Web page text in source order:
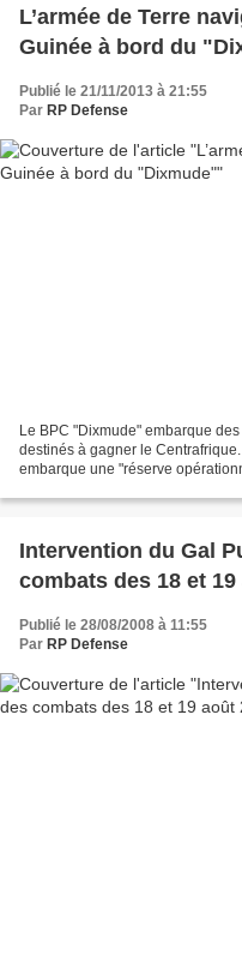
L’armée de Terre
Guinée à bord du
Publié le 21/11/2013 à 21:55
Par RP Defense
Le BPC "Dixmude" embarque
destinés à gagner le
embarque une "réserve
Intervention du Gal
combats des 18 et
Publié le 28/08/2008 à 11:55
Par RP Defense